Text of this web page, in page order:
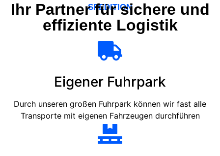
SPEDITION
Ihr Partner für sichere und
effiziente Logistik
Eigener Fuhrpark
Durch unseren großen Fuhrpark können wir fast alle
Transporte mit eigenen Fahrzeugen durchführen